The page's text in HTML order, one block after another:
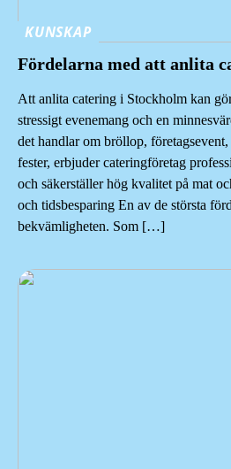
KUNSKAP
Fördelarna med att anlita
Att anlita catering i Stockholm kan
stressigt evenemang och en
det handlar om bröllop,
fester, erbjuder cateringföretag
och säkerställer hög kvalitet på mat
och tidsbesparing En av de största
bekvämligheten. Som […]